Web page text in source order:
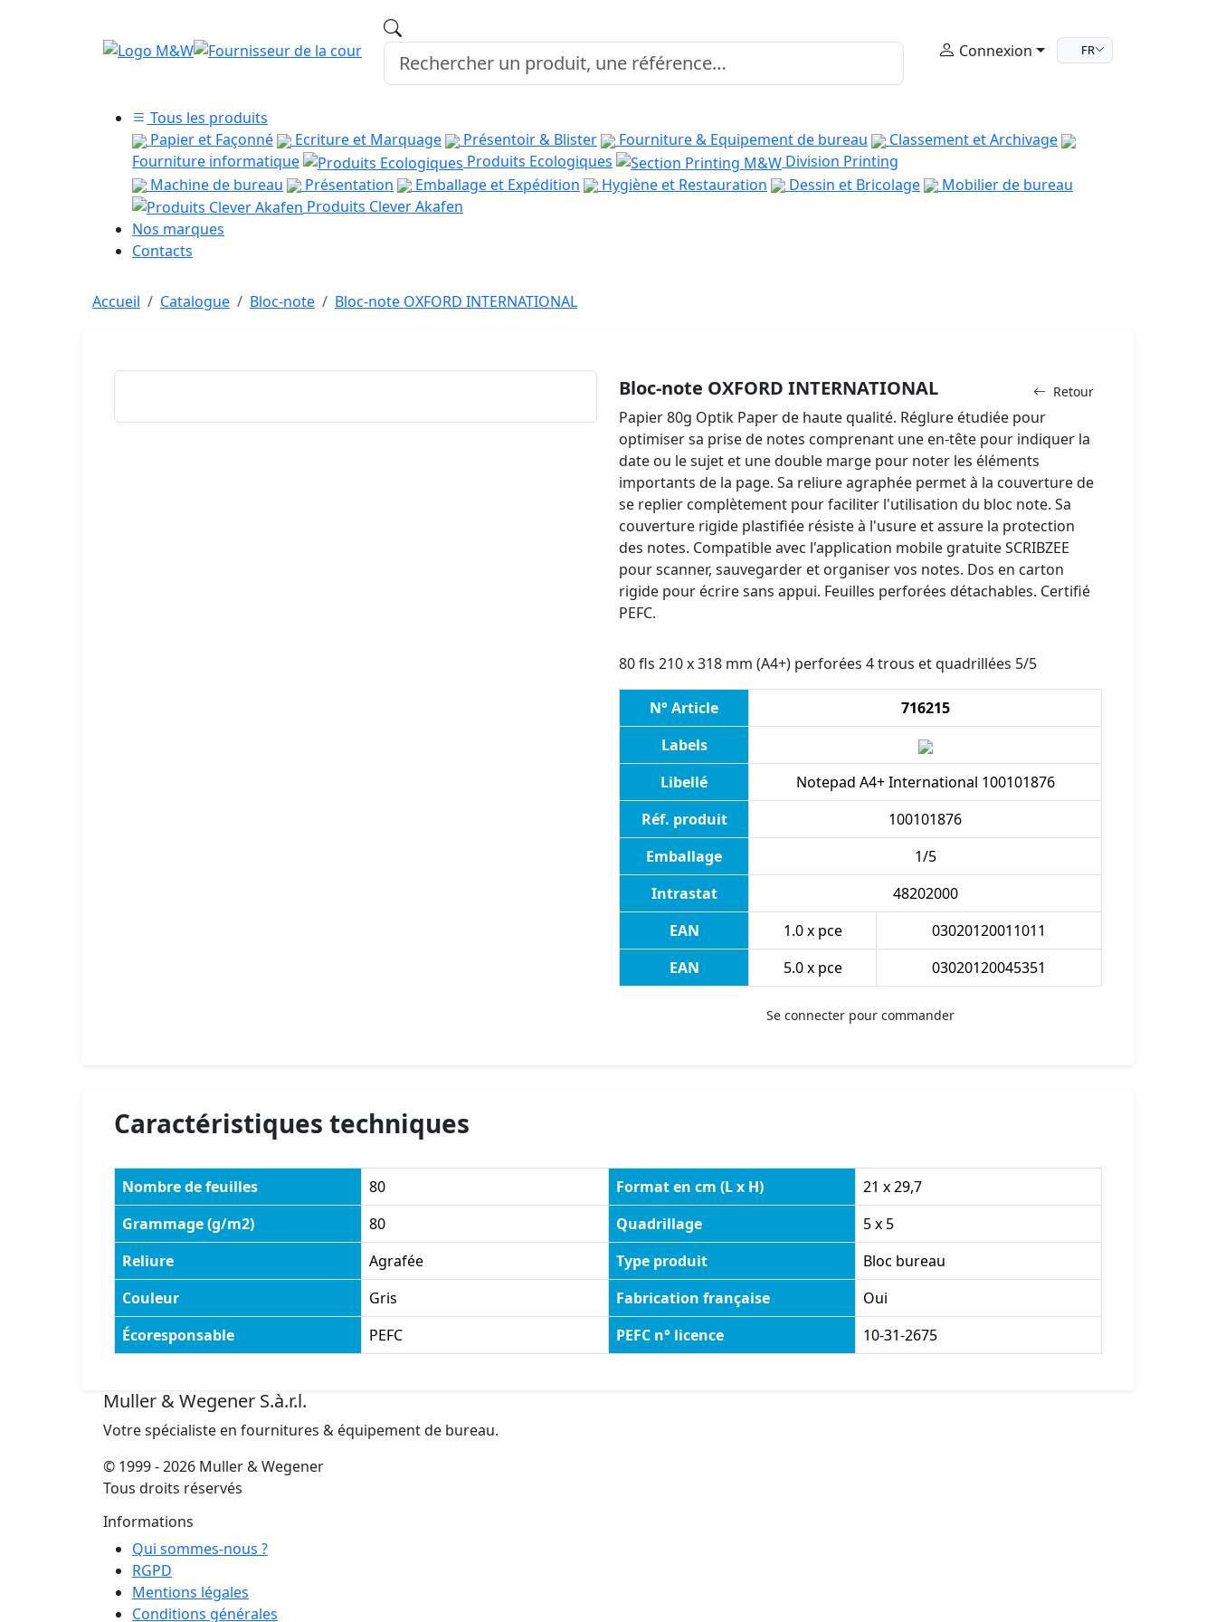
Connexion FR
Tous les produits
Papier et Façonné
Ecriture et Marquage Présentoir & Blister Fourniture & Equipement de bureau
Classement et Archivage
Fourniture informatique
Produits Ecologiques
Division Printing
Machine de bureau
Présentation Emballage et Expédition Hygiène et Restauration Dessin et Bricolage
Mobilier de bureau
Produits Clever Akafen
Nos marques
Contacts
Accueil Catalogue Bloc-note Bloc-note OXFORD INTERNATIONAL
Retour
Bloc-note OXFORD INTERNATIONAL
Papier 80g Optik Paper de haute qualité. Réglure étudiée pour
optimiser sa prise de notes comprenant une en-tête pour indiquer la
date ou le sujet et une double marge pour noter les éléments
importants de la page. Sa reliure agraphée permet à la couverture de
se replier complètement pour faciliter l'utilisation du bloc note. Sa
couverture rigide plastifiée résiste à l'usure et assure la protection
des notes. Compatible avec l'application mobile gratuite SCRIBZEE
pour scanner, sauvegarder et organiser vos notes. Dos en carton
rigide pour écrire sans appui. Feuilles perforées détachables. Certifié
PEFC.
80 fls 210 x 318 mm (A4+) perforées 4 trous et quadrillées 5/5
N° Article
716215
Labels
Libellé
Notepad A4+ International 100101876
Réf. produit
100101876
Emballage
1/5
Intrastat
48202000
EAN
1.0 x pce
03020120011011
EAN
5.0 x pce 03020120045351
Se connecter pour commander
Caractéristiques techniques
Nombre de feuilles 80 Format en cm (L x H)
21 x 29,7
Grammage (g/m2)
80 Quadrillage
5 x 5
Reliure
Agrafée Type produit
Bloc bureau
Couleur
Gris Fabrication française
Oui
Écoresponsable
PEFC PEFC n° licence 10-31-2675
Muller & Wegener S.à.r.l.
Votre spécialiste en fournitures & équipement de bureau.
© 1999 - 2026 Muller & Wegener
Tous droits réservés
Informations
Qui sommes-nous ?
RGPD
Mentions légales
Conditions générales